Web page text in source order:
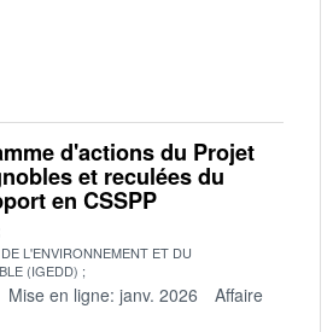
d'actions du Projet
et reculées du
en CSSPP
L'ENVIRONNEMENT ET DU
(IGEDD)
Mise en ligne: janv. 2026
Affaire